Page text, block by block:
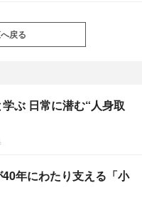
戻る
ぶ 日常に潜む“人身取
年にわたり支える「小